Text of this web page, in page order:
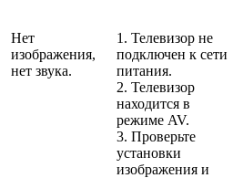
Нет
изображения,
нет звука.
1. Телевизор не
подключен к сети
питания.
2. Телевизор
находится в
режиме AV.
3. Проверьте
установки
изображения и